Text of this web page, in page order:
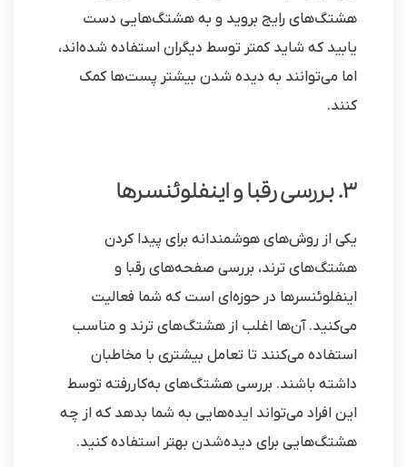
هشتگ‌های رایج بروید و به هشتگ‌هایی دست
یابید که شاید کمتر توسط دیگران استفاده شده‌اند،
اما می‌توانند به دیده شدن بیشتر پست‌ها کمک
کنند.
3. بررسی رقبا و اینفلوئنسرها
یکی از روش‌های هوشمندانه برای پیدا کردن
هشتگ‌های ترند، بررسی صفحه‌های رقبا و
اینفلوئنسرها در حوزه‌ای است که شما فعالیت
می‌کنید. آن‌ها اغلب از هشتگ‌های ترند و مناسب
استفاده می‌کنند تا تعامل بیشتری با مخاطبان
داشته باشند. بررسی هشتگ‌های به‌کاررفته توسط
این افراد می‌تواند ایده‌هایی به شما بدهد که از چه
هشتگ‌هایی برای دیده‌شدن بهتر استفاده کنید.